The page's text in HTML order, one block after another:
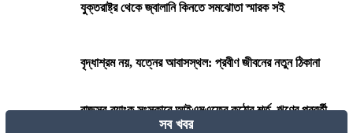
যুক্তরাষ্ট্র থেকে জ্বালানি কিনতে সমঝোতা স্মারক সই
বৃদ্ধাশ্রম নয়, যত্নের আবাসস্থল: প্রবীণ জীবনের নতুন ঠিকানা
রাজস্ব-ব্যাংক সংস্কারে আইএমএফের কঠোর শর্ত, ঋণের পরবর্তী
কিস্তি নিয়ে দোটানায় সরকার
সব খবর